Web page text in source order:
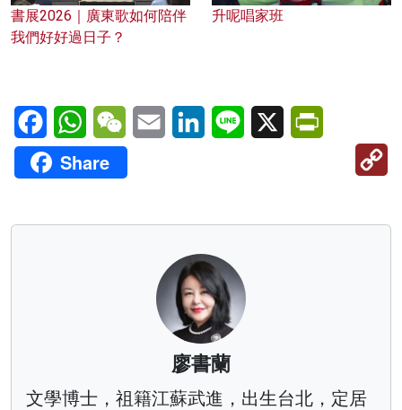
書展2026｜廣東歌如何陪伴
我們好好過日子？
升呢唱家班
FacebookWhatsAppWeChatEmail LinkedInLine X
Share
廖書蘭
文學博士，祖籍江蘇武進，出生台北，定居